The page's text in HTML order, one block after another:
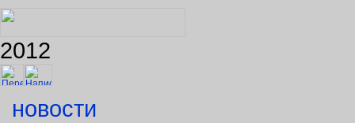
2012
новости